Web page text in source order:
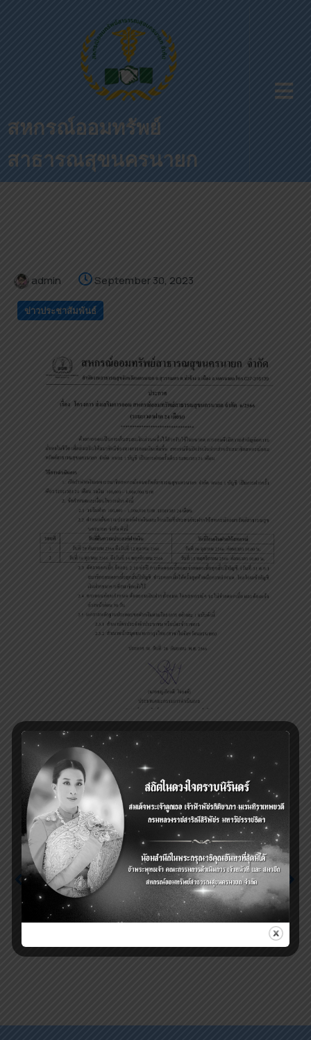
สหกรณ์ออมทรัพย์
สาธารณสุขนครนายก
admin September 30, 2023
ข่าวประชาสัมพันธ์
Previous
ประกาศ เรื่อง โครงการ
ส่งเสริมการออม สหกรณ์
ออมทรัพย์สาธารณสุข
นครนายก จำกัด 5/2566
(ระยะเวาลาฝาก 12 เดือน)
Next
ประกาศ เรื่อง โครงการ
ส่งเสริมการออม สหกรณ์
ออมทรัพย์สาธารณสุข
นครนายก จำกัด 7/2566
(ระยะเวาลาฝาก 30
เดือน)